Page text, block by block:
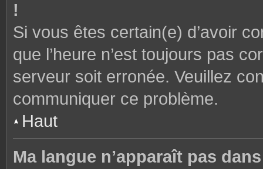
!
Si vous êtes certain(e) d’avoir
que l’heure n’est toujours pas
serveur soit erronée. Veuillez
communiquer ce problème.
Haut
Ma langue n’apparaît pas